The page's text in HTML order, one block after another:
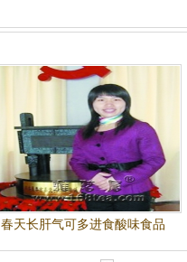
春天长肝气可多进食酸味食品